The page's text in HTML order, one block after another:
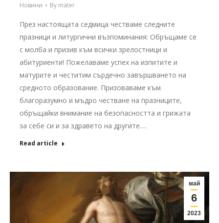
Новини By mater
През настоящата седмица честваме следните
празници и литургични възпоминания: Обръщаме се
с молба и призив към всички зрелостници и
абитуриенти! Пожелаваме успех на изпитите и
матурите и честитим сърдечно завършването на
средното образование. Призоваваме към
благоразумно и мъдро честване на празниците,
обръщайки внимание на безопасността и грижата
за себе си и за здравето на другите.…
Read article
май
6
2023